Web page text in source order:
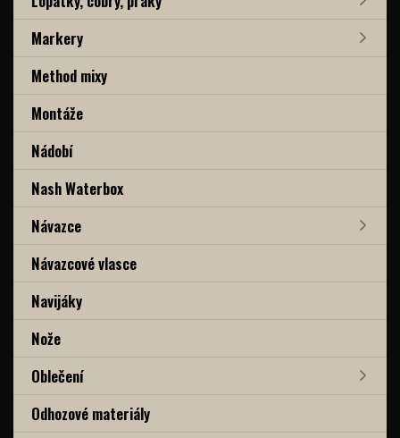
Markery
Method mixy
Montáže
Nádobí
Nash Waterbox
Návazce
Návazcové vlasce
Navijáky
Nože
Oblečení
Odhozové materiály